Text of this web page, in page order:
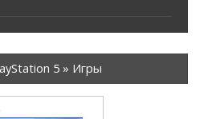
5 » Игры